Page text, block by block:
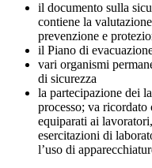
il documento sulla
contiene la
prevenzione e
il Piano di
vari organismi
di sicurezza
la partecipazione dei
processo; va
equiparati ai
esercitazioni di
l’uso di